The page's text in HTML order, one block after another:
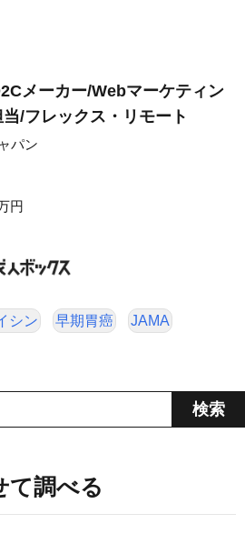
メーカー/Webマーケティン
/フレックス・リモート
パン
円
シン 早期胃癌 JAMA
て調べる